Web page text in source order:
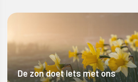
ONTDEK MEER
De zon doet iets met ons